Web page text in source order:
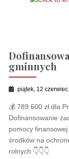
gminnych
piątek, 12
💰 789 600 zł dla
Dofinansowanie
pomocy
środków na
rolnych 👇👇👇